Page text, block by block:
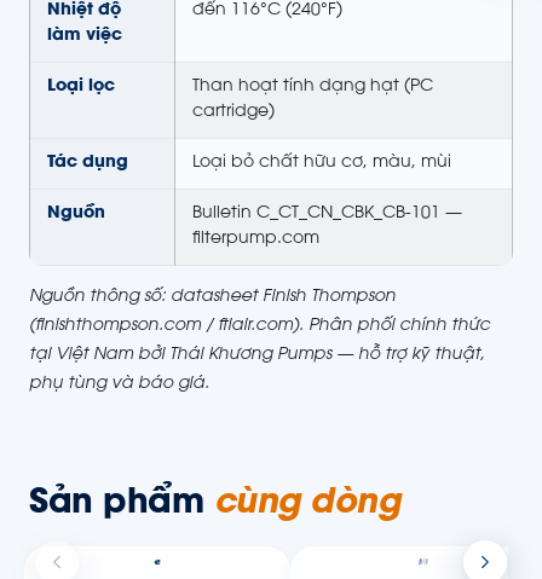
Nhiệt độ
làm việc
đến 116°C (240°F)
Loại lọc
Than hoạt tính dạng hạt (PC
cartridge)
Tác dụng Loại bỏ chất hữu cơ, màu, mùi
Nguồn
Bulletin C_CT_CN_CBK_CB-101 —
filterpump.com
Nguồn thông số: datasheet Finish Thompson
(finishthompson.com / ftiair.com). Phân phối chính thức
tại Việt Nam bởi Thái Khương Pumps — hỗ trợ kỹ thuật,
phụ tùng và báo giá.
Sản phẩm cùng dòng